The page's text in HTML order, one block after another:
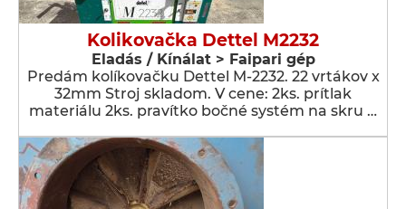
Kolikovačka Dettel M2232
Eladás / Kínálat > Faipari gép
Predám kolíkovačku Dettel M-2232. 22 vrtákov x
32mm Stroj skladom. V cene: 2ks. prítlak
materiálu 2ks. pravítko bočné systém na skru …